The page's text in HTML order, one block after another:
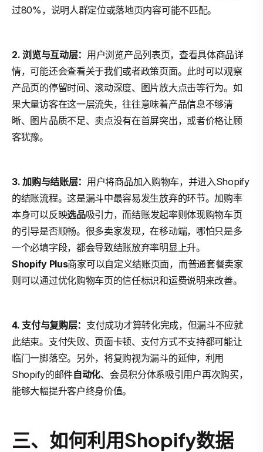
过80%，说明人群定位或落地页内容可能不匹配。
2. 浏览与互动层： 用户浏览产品列表页，查看具体商品详
情，可能还会查看关于我们或者政策页面。此时可以观察
产品页的停留时间、滚动深度、图片放大点击等行为。如
果大量访客在这一层流失，往往意味着产品信息不够清
晰、图片品质不足、卖点没有在首屏突出，或者价格让顾
客犹豫。
3. 加购与结账层： 用户将商品加入购物车，并进入Shopify
的结账流程。这是漏斗中最容易发生放弃的环节。加购率
本身可以反映选品吸引力，而结账发起率则体现购物车页
的引导是否顺畅。很多卖家发现，在移动端，哪怕只是多
一个必填字段，都会导致结账放弃率明显上升。
Shopify Plus商家可以自定义结账页面，而普通套餐卖家
则可以通过优化购物车页的信任标识和运费说明来改善。
4. 支付与复购层： 支付成功才算转化完成，但漏斗不应就
此结束。支付失败、页面卡顿、支付方式不支持都可能让
临门一脚落空。另外，将复购视为漏斗的延伸，利用
Shopify的邮件自动化、会员积分体系吸引用户再次购买，
能够大幅提升客户终身价值。
三、如何利用Shopify数据